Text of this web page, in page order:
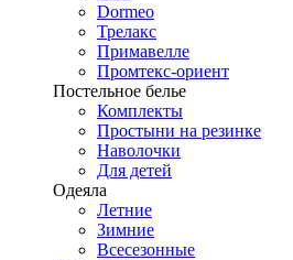
Dormeo
Трелакс
Примавелле
Промтекс-ориент
Постельное белье
Комплекты
Простыни на резинке
Наволочки
Для детей
Одеяла
Летние
Зимние
Всесезонные